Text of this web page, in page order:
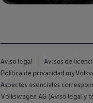
Aviso legal Avisos de
Política de privacidad
Aspectos esenciales
Volkswagen AG (Aviso legal y